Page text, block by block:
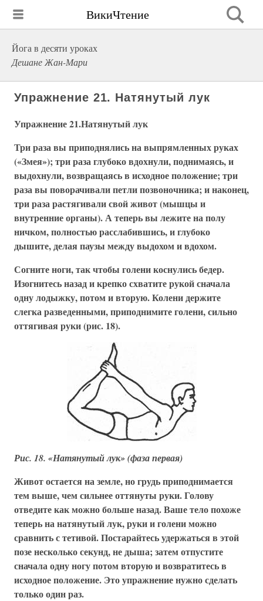
ВикиЧтение
Йога в десяти уроках
Дешане Жан-Мари
Упражнение 21. Натянутый лук
Упражнение 21.Натянутый лук
Три раза вы приподнялись на выпрямленных руках
(«Змея»); три раза глубоко вдохнули, поднимаясь, и
выдохнули, возвращаясь в исходное положение; три
раза вы поворачивали петли позвоночника; и наконец,
три раза растягивали свой живот (мышцы и
внутренние органы). А теперь вы лежите на полу
ничком, полностью расслабившись, и глубоко
дышите, делая паузы между выдохом и вдохом.
Согните ноги, так чтобы голени коснулись бедер.
Изогнитесь назад и крепко схватите рукой сначала
одну лодыжку, потом и вторую. Колени держите
слегка разведенными, приподнимите голени, сильно
оттягивая руки (рис. 18).
Рис. 18. «Натянутый лук» (фаза первая)
Живот остается на земле, но грудь приподнимается
тем выше, чем сильнее оттянуты руки. Голову
отведите как можно больше назад. Ваше тело похоже
теперь на натянутый лук, руки и голени можно
сравнить с тетивой. Постарайтесь удержаться в этой
позе несколько секунд, не дыша; затем отпустите
сначала одну ногу потом вторую и возвратитесь в
исходное положение. Это упражнение нужно сделать
только один раз.